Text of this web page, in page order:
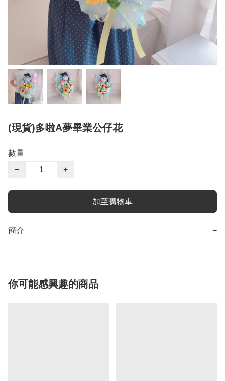
(現貨)多啦A夢畢業公仔花
數量
−
+
加至購物車
簡介 −
你可能感興趣的商品